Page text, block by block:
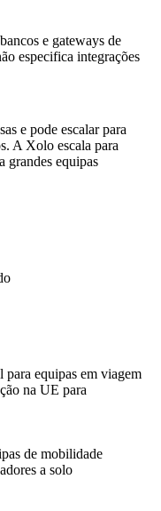
e gateways de
especifica integrações
e pode escalar para
A Xolo escala para
grandes equipas
para equipas em viagem
na UE para
de mobilidade
a solo